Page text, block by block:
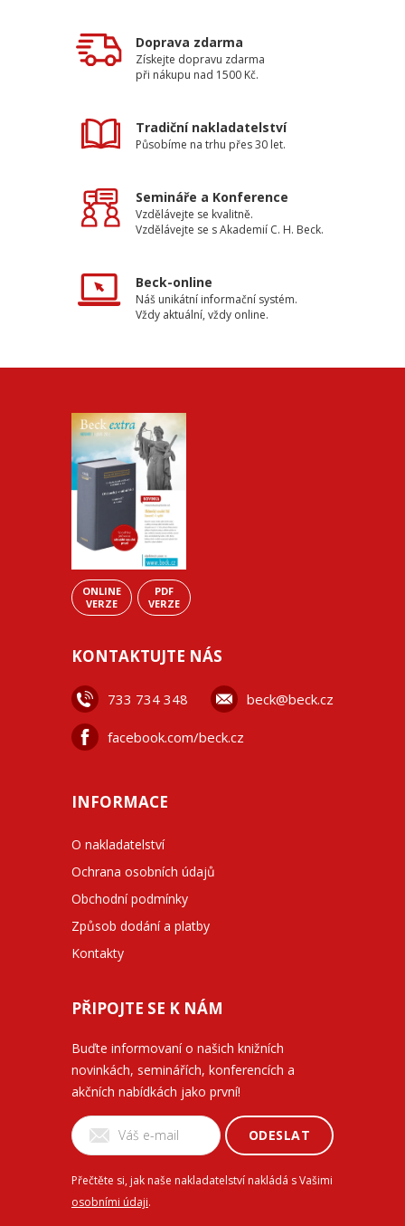
Doprava zdarma
Získejte dopravu zdarma
při nákupu nad 1500 Kč.
Tradiční nakladatelství
Působíme na trhu přes 30 let.
Semináře a Konference
Vzdělávejte se kvalitně.
Vzdělávejte se s Akademií C. H. Beck.
Beck-online
Náš unikátní informační systém.
Vždy aktuální, vždy online.
ONLINE
VERZE
PDF
VERZE
KONTAKTUJTE NÁS
733 734 348 beck@beck.cz
facebook.com/beck.cz
INFORMACE
O nakladatelství
Ochrana osobních údajů
Obchodní podmínky
Způsob dodání a platby
Kontakty
PŘIPOJTE SE K NÁM
Buďte informovaní o našich knižních
novinkách, seminářích, konferencích a
akčních nabídkách jako první!
ODESLAT
Přečtěte si, jak naše nakladatelství nakládá s Vašimi
osobními údaji.